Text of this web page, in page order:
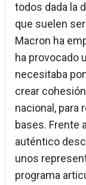
todos dada la
que suelen
Macron ha
ha provocado
necesitaba
crear
nacional, para
bases. Frente
auténtico
unos
programa